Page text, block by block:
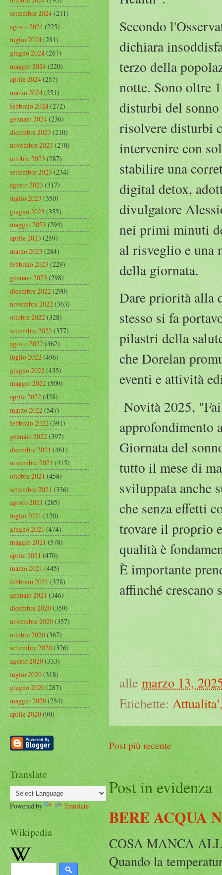
Secondo
dichiara
terzo della
notte. Sono oltre
disturbi del
risolvere disturbi
intervenire con
stabilire una
digital detox,
divulgatore
nei primi minuti
al risveglio e una
della giornata.
Dare priorità alla
stesso si fa
pilastri della
che Dorelan
eventi e attività
Novità 2025,
approfondimento
Giornata del
tutto il mese di
sviluppata anche
che senza effetti
trovare il proprio
qualità è
È importante
affinché crescano
alle marzo 13,
Etichette: Attualita'
Post più recente
Post in evidenza
BERE ACQUA
COSA MANCA
Quando la
settembre 2024(211)
agosto 2024(225)
luglio 2024(281)
giugno 2024(267)
maggio 2024(220)
aprile 2024(257)
marzo 2024(251)
febbraio 2024(272)
gennaio 2024(236)
dicembre 2023(210)
novembre 2023(270)
ottobre 2023(287)
settembre 2023(234)
agosto 2023(317)
luglio 2023(350)
giugno 2023(355)
maggio 2023(294)
aprile 2023(259)
marzo 2023(284)
febbraio 2023(229)
gennaio 2023(298)
dicembre 2022(290)
novembre 2022(363)
ottobre 2022(328)
settembre 2022(377)
agosto 2022(462)
luglio 2022(496)
giugno 2022(435)
maggio 2022(509)
aprile 2022(428)
marzo 2022(547)
febbraio 2022(391)
gennaio 2022(397)
dicembre 2021(461)
novembre 2021(415)
ottobre 2021(458)
settembre 2021(336)
agosto 2021(285)
luglio 2021(420)
giugno 2021(474)
maggio 2021(578)
aprile 2021(470)
marzo 2021(445)
febbraio 2021(328)
gennaio 2021(346)
dicembre 2020(359)
novembre 2020(357)
ottobre 2020(367)
settembre 2020(326)
agosto 2020(333)
luglio 2020(318)
giugno 2020(287)
maggio 2020(254)
aprile 2020(90)
Translate
Powered by Translate
Wikipedia